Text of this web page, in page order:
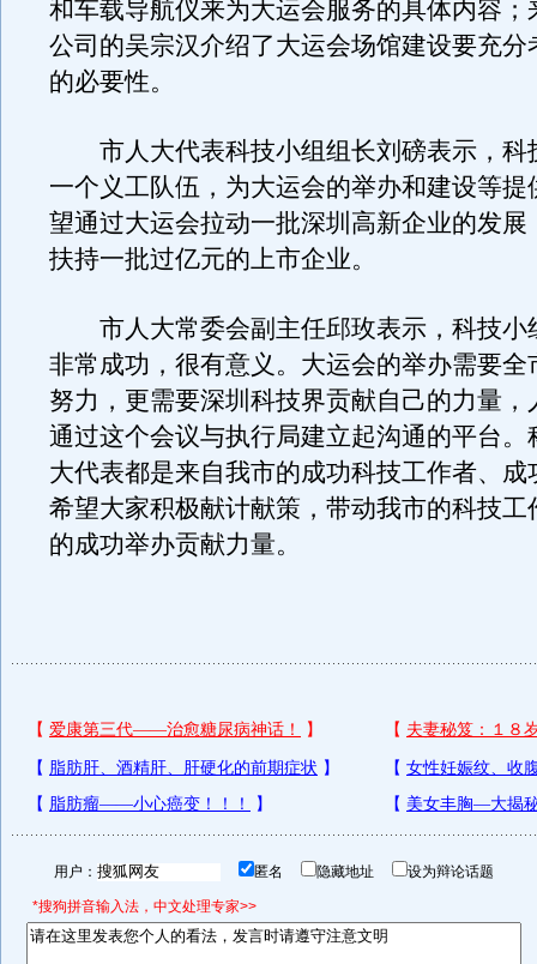
和车载导航仪来为大运会服务的具体内容；
公司的吴宗汉介绍了大运会场馆建设要充分
的必要性。
市人大代表科技小组组长刘磅表示，科
一个义工队伍，为大运会的举办和建设等提
望通过大运会拉动一批深圳高新企业的发展
扶持一批过亿元的上市企业。
市人大常委会副主任邱玫表示，科技小
非常成功，很有意义。大运会的举办需要全
努力，更需要深圳科技界贡献自己的力量，
通过这个会议与执行局建立起沟通的平台。
大代表都是来自我市的成功科技工作者、成
希望大家积极献计献策，带动我市的科技工
的成功举办贡献力量。
用户： 匿名 隐藏地址 设为辩论话题
*搜狗拼音输入法，中文处理专家>>